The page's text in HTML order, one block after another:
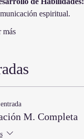
espiritual.
más
M. Completa